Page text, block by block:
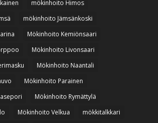
mökinhoito Himos
mökinhoito Jämsänkoski
Mökinhoito Kemiönsaari
Mökinhoito Livonsaari
Mökinhoito Naantali
Mökinhoito Parainen
Mökinhoito Rymättylä
Mökinhoito Velkua
mökkitalkkari